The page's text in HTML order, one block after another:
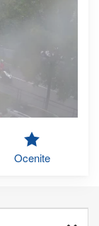
Ocenite